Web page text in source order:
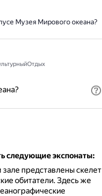
Музея Мирового океана?
следующие экспонаты:
представлены скелет
обитатели. Здесь же